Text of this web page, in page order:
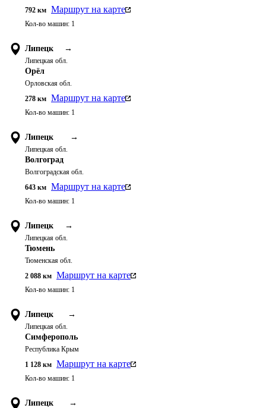
792 км Маршрут на карте
Кол-во машин: 1
Липецк →
Липецкая обл.
Орёл
Орловская обл.
278 км Маршрут на карте
Кол-во машин: 1
Липецк →
Липецкая обл.
Волгоград
Волгоградская обл.
643 км Маршрут на карте
Кол-во машин: 1
Липецк →
Липецкая обл.
Тюмень
Тюменская обл.
2 088 км Маршрут на карте
Кол-во машин: 1
Липецк →
Липецкая обл.
Симферополь
Республика Крым
1 128 км Маршрут на карте
Кол-во машин: 1
Липецк →